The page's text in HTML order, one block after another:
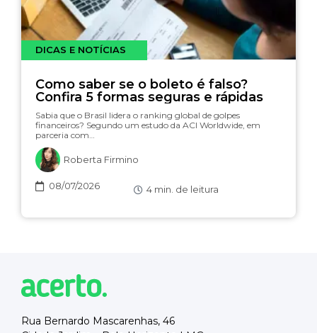
DICAS E NOTÍCIAS
Como saber se o boleto é falso?
Confira 5 formas seguras e rápidas
Sabia que o Brasil lidera o ranking global de golpes
financeiros? Segundo um estudo da ACI Worldwide, em
parceria com…
Roberta Firmino
08/07/2026 4 min. de leitura
Rua Bernardo Mascarenhas, 46